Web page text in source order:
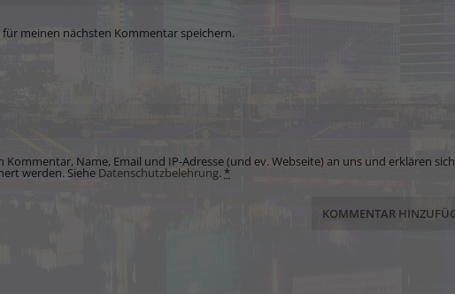
meinen nächsten Kommentar speichern.
Name, Email und IP-Adresse (und ev. Webseite) an uns und erklären sich
werden. Siehe Datenschutzbelehrung.*